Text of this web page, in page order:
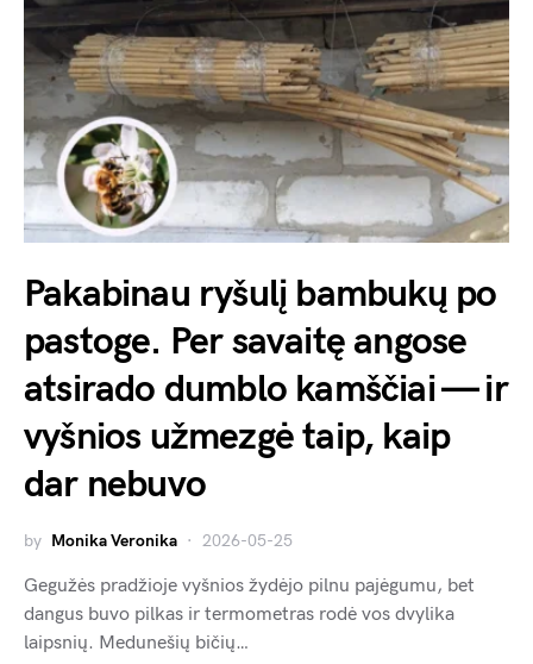
Pakabinau ryšulį bambukų po
pastoge. Per savaitę angose
atsirado dumblo kamščiai — ir
vyšnios užmezgė taip, kaip
dar nebuvo
by Monika Veronika 2026-05-25
Gegužės pradžioje vyšnios žydėjo pilnu pajėgumu, bet
dangus buvo pilkas ir termometras rodė vos dvylika
laipsnių. Medunešių bičių…